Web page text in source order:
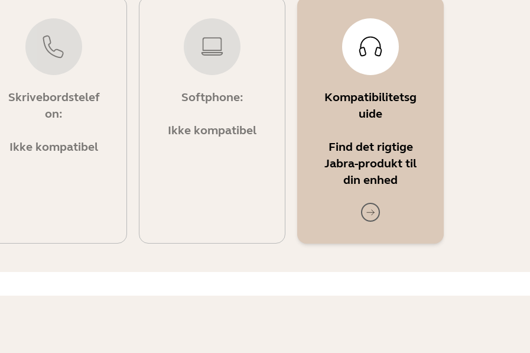
Skrivebordstelef
on:
Ikke kompatibel
Softphone:
Ikke kompatibel
Kompatibilitetsg
uide
Find det rigtige
Jabra-produkt til
din enhed